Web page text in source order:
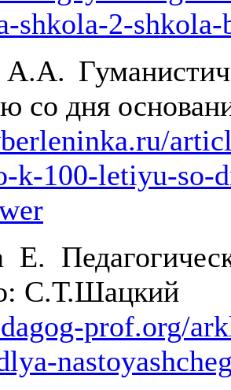
shkola-2-
А.А.
со дня
k-100-letiyu-so-
Е.
С.Т.Шацкий
prof.org/